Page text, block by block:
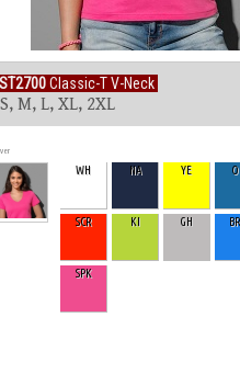
ST2700Classic-T V-Neck
S, M, L, XL, 2XL
WH NA YE
SCR KI GH
SPK